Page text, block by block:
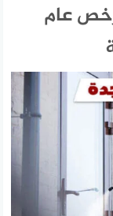
عام